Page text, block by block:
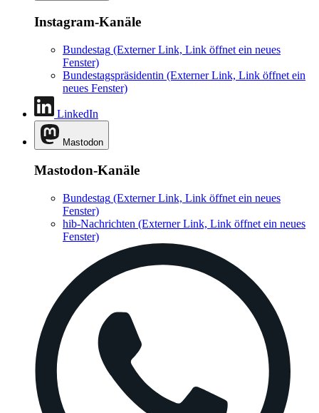
Instagram-Kanäle
Bundestag (Externer Link, Link öffnet ein neues
Fenster)
Bundestagspräsidentin (Externer Link, Link öffnet ein
neues Fenster)
LinkedIn
Mastodon
Mastodon-Kanäle
Bundestag (Externer Link, Link öffnet ein neues
Fenster)
hib-Nachrichten (Externer Link, Link öffnet ein neues
Fenster)